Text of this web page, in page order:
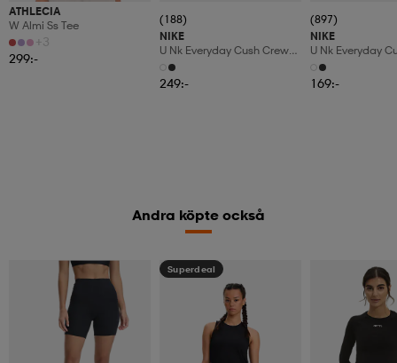
ATHLECIA
W Almi Ss Tee
+3
299:-
(188)
NIKE
U Nk Everyday Cush Crew
6pr-Bd
249:-
(897)
NIKE
U Nk Everyday
3pr
169:-
Andra köpte också
Superdeal